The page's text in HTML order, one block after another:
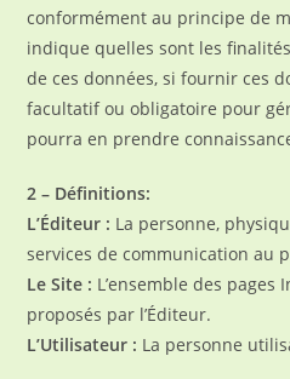
conformément au principe de
indique quelles sont les
de ces données, si fournir ces
facultatif ou obligatoire pour
pourra en prendre
2 – Définitions:
L’Éditeur : La personne,
services de communication au
Le Site : L’ensemble des
proposés par l’Éditeur.
L’Utilisateur : La personne